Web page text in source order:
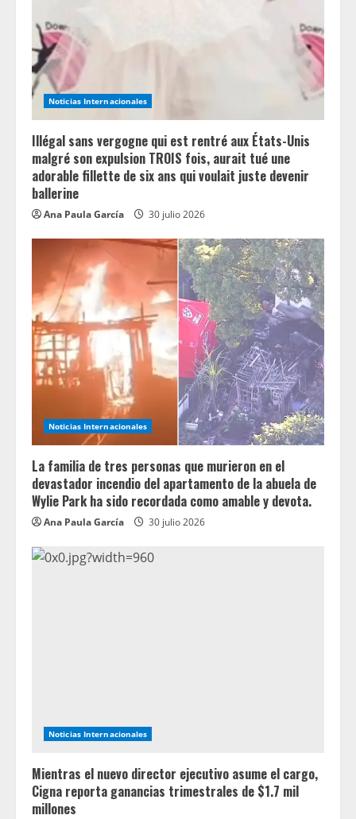
d
i
n
g
Noticias Internacionales
Illégal sans vergogne qui est rentré aux États-Unis
malgré son expulsion TROIS fois, aurait tué une
adorable fillette de six ans qui voulait juste devenir
ballerine
Ana Paula García 30 julio 2026
Noticias Internacionales
La familia de tres personas que murieron en el
devastador incendio del apartamento de la abuela de
Wylie Park ha sido recordada como amable y devota.
Ana Paula García 30 julio 2026
Noticias Internacionales
Mientras el nuevo director ejecutivo asume el cargo,
Cigna reporta ganancias trimestrales de $1.7 mil
millones